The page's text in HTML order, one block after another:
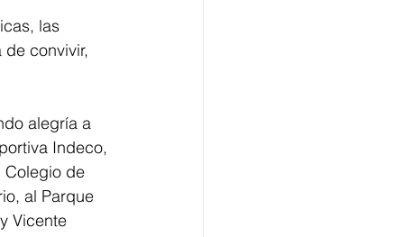
las
convivir,
alegría a
Indeco,
Colegio de
al Parque
Vicente